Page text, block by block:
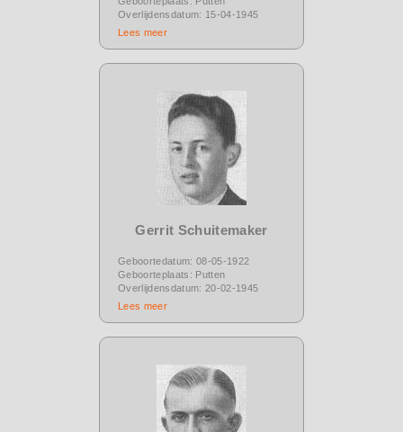
Overlijdensdatum: 15-04-1945
Lees meer
Gerrit Schuitemaker
Geboortedatum: 08-05-1922
Geboorteplaats: Putten
Overlijdensdatum: 20-02-1945
Lees meer